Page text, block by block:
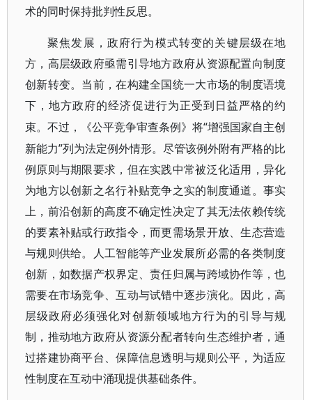
术的同时保持批判性反思。
聚焦发展，政府行为模式转变的关键层级在地
方，高层级政府亟需引导地方政府从资源配置向制度
创新转变。当前，在构建全国统一大市场的制度语境
下，地方政府的经济促进行为正受到日益严格的约
束。不过，《公平竞争审查条例》将“增强国家自主创
新能力”列为法定例外情形。尽管该例外附有严格的比
例原则与期限要求，但在实践中常被泛化适用，异化
为地方以创新之名行补贴竞争之实的制度通道。事实
上，前沿创新的高度不确定性决定了其无法依赖传统
的要素补贴或行政指令，而更需场景开放、生态营造
与规则供给。人工智能等产业发展所必需的各类制度
创新，如数据产权界定、责任归属与跨域协作等，也
需要在市场竞争、互动与试错中逐步演化。因此，高
层级政府必须强化对创新领域地方行为的引导与规
制，推动地方政府从资源分配者转向生态维护者，通
过搭建协商平台、保障信息透明与规则公平，为适应
性制度在互动中涌现提供基础条件。